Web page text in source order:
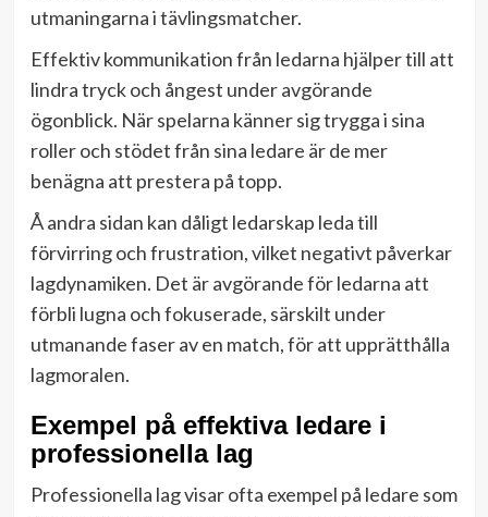
utmaningarna i tävlingsmatcher.
Effektiv kommunikation från ledarna hjälper till att
lindra tryck och ångest under avgörande
ögonblick. När spelarna känner sig trygga i sina
roller och stödet från sina ledare är de mer
benägna att prestera på topp.
Å andra sidan kan dåligt ledarskap leda till
förvirring och frustration, vilket negativt påverkar
lagdynamiken. Det är avgörande för ledarna att
förbli lugna och fokuserade, särskilt under
utmanande faser av en match, för att upprätthålla
lagmoralen.
Exempel på effektiva ledare i
professionella lag
Professionella lag visar ofta exempel på ledare som